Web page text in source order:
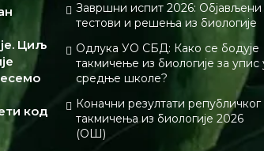
Циљ
код
Завршни испит 2026: Објављени
тестови и решења из биологије
Одлука УО СБД: Како се бодује
такмичење из биологије за упис
средње школе?
Коначни резултати републичког
такмичења из биологије 2026
(ОШ)